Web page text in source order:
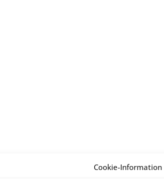
Cookie-Information